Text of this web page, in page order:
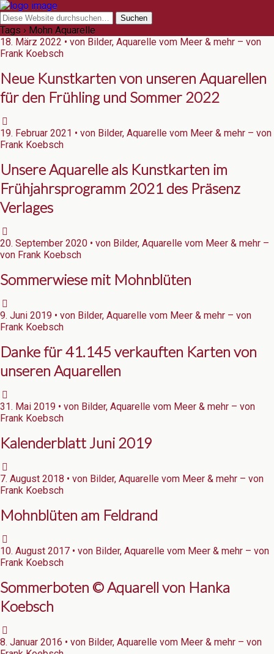
Tags › Mohn Aquarelle
18. März 2022 • von Bilder, Aquarelle vom Meer & mehr – von
Frank Koebsch
Neue Kunstkarten von unseren Aquarellen
für den Frühling und Sommer 2022
19. Februar 2021 • von Bilder, Aquarelle vom Meer & mehr – von
Frank Koebsch
Unsere Aquarelle als Kunstkarten im
Frühjahrsprogramm 2021 des Präsenz
Verlages
20. September 2020 • von Bilder, Aquarelle vom Meer & mehr –
von Frank Koebsch
Sommerwiese mit Mohnblüten
9. Juni 2019 • von Bilder, Aquarelle vom Meer & mehr – von
Frank Koebsch
Danke für 41.145 verkauften Karten von
unseren Aquarellen
31. Mai 2019 • von Bilder, Aquarelle vom Meer & mehr – von
Frank Koebsch
Kalenderblatt Juni 2019
7. August 2018 • von Bilder, Aquarelle vom Meer & mehr – von
Frank Koebsch
Mohnblüten am Feldrand
10. August 2017 • von Bilder, Aquarelle vom Meer & mehr – von
Frank Koebsch
Sommerboten © Aquarell von Hanka
Koebsch
8. Januar 2016 • von Bilder, Aquarelle vom Meer & mehr – von